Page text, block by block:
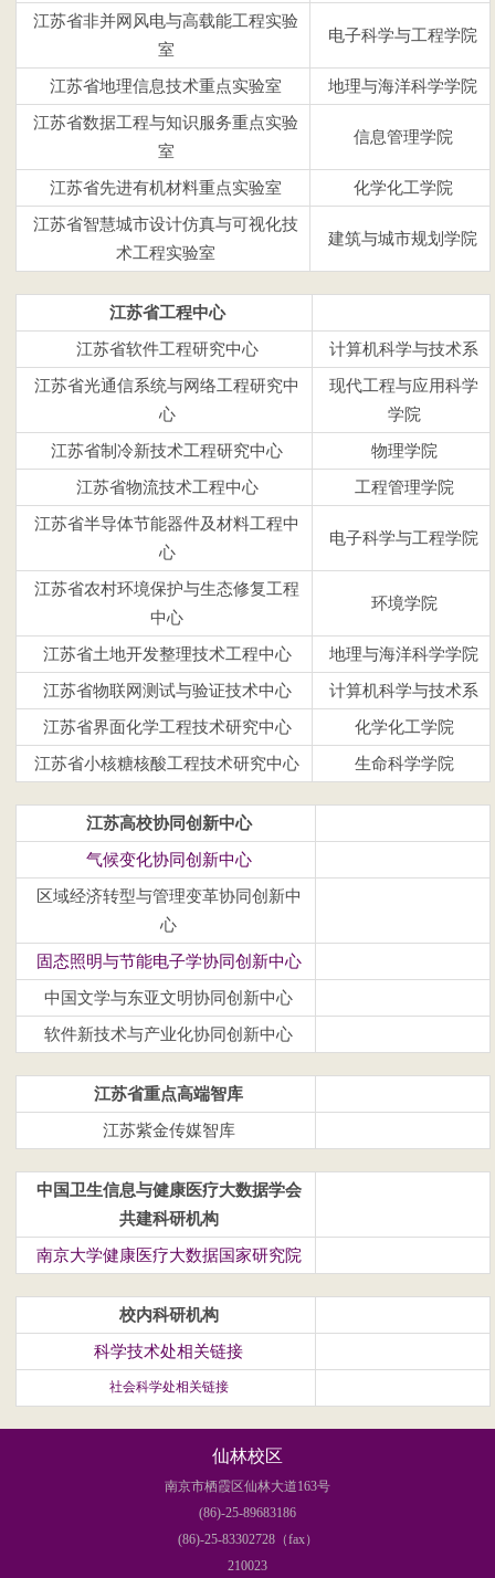
江苏省非并网风电与高载能工程实验
室
电子科学与工程学院
江苏省地理信息技术重点实验室 地理与海洋科学学院
江苏省数据工程与知识服务重点实验
室
信息管理学院
江苏省先进有机材料重点实验室 化学化工学院
江苏省智慧城市设计仿真与可视化技
术工程实验室
建筑与城市规划学院
江苏省工程中心
江苏省软件工程研究中心 计算机科学与技术系
江苏省光通信系统与网络工程研究中
心
现代工程与应用科学
学院
江苏省制冷新技术工程研究中心 物理学院
江苏省物流技术工程中心 工程管理学院
江苏省半导体节能器件及材料工程中
心
电子科学与工程学院
江苏省农村环境保护与生态修复工程
中心
环境学院
江苏省土地开发整理技术工程中心 地理与海洋科学学院
江苏省物联网测试与验证技术中心 计算机科学与技术系
江苏省界面化学工程技术研究中心 化学化工学院
江苏省小核糖核酸工程技术研究中心 生命科学学院
江苏高校协同创新中心
气候变化协同创新中心
区域经济转型与管理变革协同创新中
心
固态照明与节能电子学协同创新中心
中国文学与东亚文明协同创新中心
软件新技术与产业化协同创新中心
江苏省重点高端智库
江苏紫金传媒智库
中国卫生信息与健康医疗大数据学会
共建科研机构
南京大学健康医疗大数据国家研究院
校内科研机构
科学技术处相关链接
社会科学处相关链接
仙林校区
南京市栖霞区仙林大道163号
(86)-25-89683186
(86)-25-83302728（fax）
210023